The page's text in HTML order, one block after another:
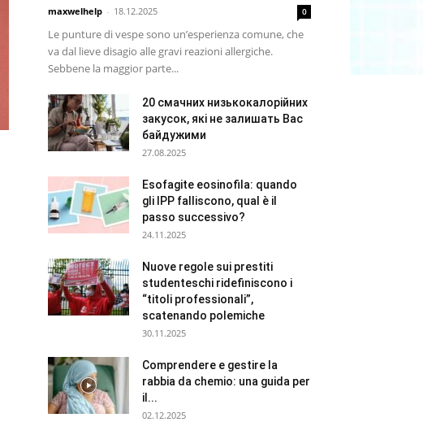
maxwelhelp - 18.12.2025 0
Le punture di vespe sono un’esperienza comune, che
va dal lieve disagio alle gravi reazioni allergiche.
Sebbene la maggior parte...
20 смачних низькокалорійних
закусок, які не залишать Вас
байдужими
27.08.2025
Esofagite eosinofila: quando
gli IPP falliscono, qual è il
passo successivo?
24.11.2025
Nuove regole sui prestiti
studenteschi ridefiniscono i
“titoli professionali”,
scatenando polemiche
30.11.2025
Comprendere e gestire la
rabbia da chemio: una guida per
il...
02.12.2025